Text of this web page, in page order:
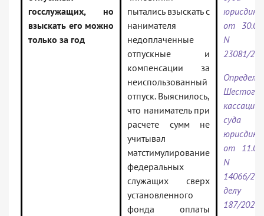
госслужащих, но
взыскать его можно
только за год
пытались взыскать с
нанимателя
недоплаченные
отпускные и
компенсации за
неиспользованный
отпуск. Выяснилось,
что наниматель при
расчете сумм не
учитывал
матстимулирование
федеральных
служащих сверх
установленного
фонда оплаты
от
N
23081/
Шестого
суда
от
N
14066/
делу
187/2024